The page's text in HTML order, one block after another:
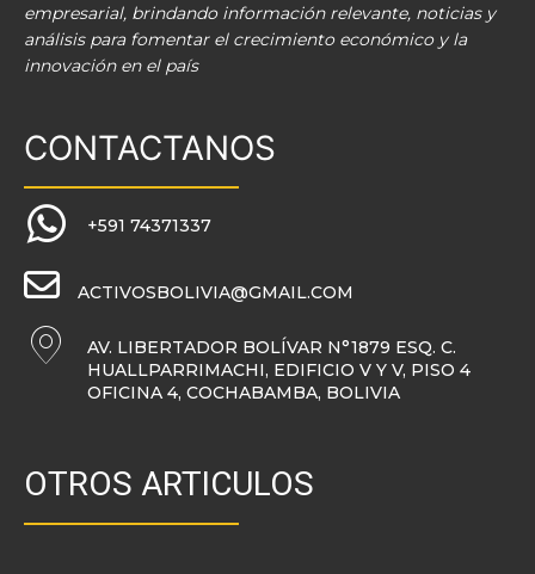
empresarial, brindando información relevante, noticias y
análisis para fomentar el crecimiento económico y la
innovación en el país
CONTACTANOS
+591 74371337
ACTIVOSBOLIVIA@GMAIL.COM
AV. LIBERTADOR BOLÍVAR N°1879 ESQ. C.
HUALLPARRIMACHI, EDIFICIO V Y V, PISO 4
OFICINA 4, COCHABAMBA, BOLIVIA
OTROS ARTICULOS